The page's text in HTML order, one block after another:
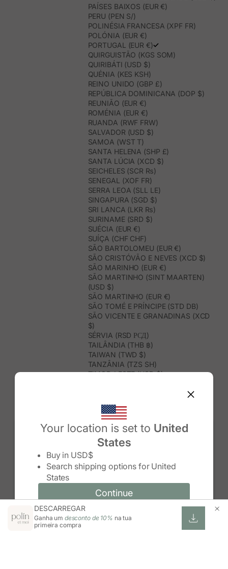
Your location is set to United
States
Buy in USD$
Search shipping options for United
States
Continue
Change country/region and language
Change country/region
Continue
PAÍSES BAIXOS (EUR €)
PERU (PEN S/)
POLINÉSIA FRANCESA (XPF FR)
POLÓNIA (EUR €)
PORTUGAL (EUR €)
QUIRGUISTÃO (KGS SOM)
QUIRIBÁTI (USD $)
QUÉNIA (KES KSH)
REINO UNIDO (GBP £)
REPÚBLICA DOMINICANA (DOP $)
REUNIÃO (EUR €)
ROMÉNIA (EUR €)
RUANDA (RWF FRW)
SALVADOR (USD $)
SAMOA (WST T)
SANTA HELENA (SHP £)
SANTA LÚCIA (XCD $)
SEICHELES (SCR ₨)
SENEGAL (XOF FR)
SERRA LEOA (SLL LE)
SINGAPURA (SGD $)
SRI LANCA (LKR ₨)
SURINAME (SRD $)
SUÉCIA (EUR €)
SUÍÇA (CHF CHF)
SÃO BARTOLOMEU (EUR €)
SÃO CRISTÓVÃO E NEVES (XCD $)
SÃO MARINHO (EUR €)
SÃO MARTINHO (SINT MAARTEN)
(USD $)
SÃO MARTINHO (EUR €)
SÃO TOMÉ E PRÍNCIPE (STD DB)
SÃO VICENTE E GRANADINAS (XCD
$)
SÉRVIA (RSD РСД)
TAILÂNDIA (THB ฿)
TAIWAN (TWD $)
TANZÂNIA (TZS SH)
TIMOR-LESTE (USD $)
TRINDADE E TOBAGO (TTD $)
TUNÍSIA (USD $)
TURQUEMENISTÃO (USD $)
TURQUIA (TRY ₺)
TUVALU (AUD $)
UGANDA (UGX USH)
URUGUAI (UYU $U)
USBEQUISTÃO (UZS SO'M)
VENEZUELA (USD $)
VIETNAME (VND ₫)
WALLIS E FUTUNA (XPF FR)
ZIMBABUÉ (USD $)
DESCARREGAR
Ganha um desconto de 10% na tua
primeira compra